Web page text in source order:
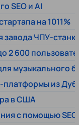
SEO и AI
на 1011%
завода ЧПУ-
2 600
музыкального
из
в США
с помощью SEO